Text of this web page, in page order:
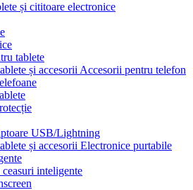
și cititoare electronice
tablete
Accesorii pentru telefon
USB/Lightning
Electronice purtabile
inteligente